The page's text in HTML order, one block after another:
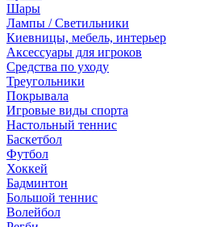
Шары
Лампы / Светильники
Киевницы, мебель, интерьер
Аксессуары для игроков
Средства по уходу
Треугольники
Покрывала
Игровые виды спорта
Настольный теннис
Баскетбол
Футбол
Хоккей
Бадминтон
Большой теннис
Волейбол